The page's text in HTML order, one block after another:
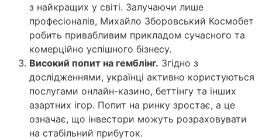
з найкращих у світі. Залучаючи лише
професіоналів, Михайло Зборовський Космобет
робить привабливим прикладом сучасного та
комерційно успішного бізнесу.
Високий попит на гемблінг. Згідно з
дослідженнями, українці активно користуються
послугами онлайн-казино, беттінгу та інших
азартних ігор. Попит на ринку зростає, а це
означає, що інвестори можуть розраховувати
на стабільний прибуток.